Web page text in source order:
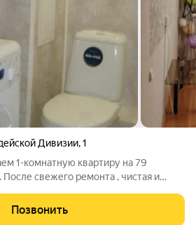
Дивизии,1
1-комнатную квартиру на 79
После свежего ремонта , чистая и
Лента , остановки транспорта .
Позвонить